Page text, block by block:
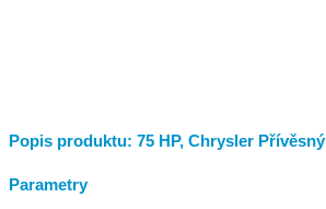
Popis produktu: 75 HP, Chrysler Přívěsný
Parametry